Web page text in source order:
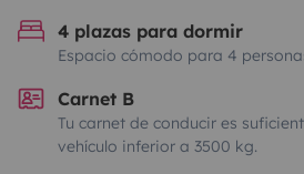
4 plazas para dormir
Espacio cómodo para 4
Carnet B
Tu carnet de conducir es
vehículo inferior a 3500 kg.